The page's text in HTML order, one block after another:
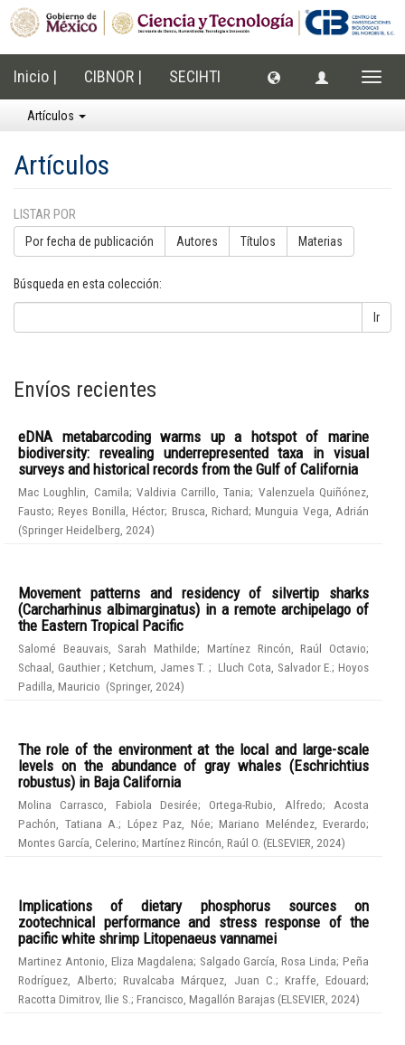
Inicio | CIBNOR | SECIHTI
Artículos
Artículos
LISTAR POR
Por fecha de publicación Autores Títulos Materias
Búsqueda en esta colección:
Ir
Envíos recientes
eDNA metabarcoding warms up a hotspot of marine
biodiversity: revealing underrepresented taxa in visual
surveys and historical records from the Gulf of California
Mac Loughlin, Camila; Valdivia Carrillo, Tania; Valenzuela Quiñónez,
Fausto;Reyes Bonilla, Héctor; Brusca, Richard;Munguia Vega, Adrián
(Springer Heidelberg 2024)
Movement patterns and residency of silvertip sharks
(Carcharhinus albimarginatus) in a remote archipelago of
the Eastern Tropical Pacific
Salomé Beauvais, Sarah Mathilde; Martínez Rincón, Raúl Octavio;
Schaal, Gauthier;Ketchum, James T.; Lluch Cota, Salvador E.;Hoyos
Padilla, Mauricio (Springer, 2024)
The role of the environment at the local and large-scale
levels on the abundance of gray whales (Eschrichtius
robustus) in Baja California
Molina Carrasco, Fabiola Desirée;Ortega-Rubio, Alfredo; Acosta
Pachón, Tatiana A. ; López Paz, Nóe; Mariano Meléndez, Everardo;
Montes García, Celerino; Martínez Rincón, Raúl O. (ELSEVIER 2024)
Implications of dietary phosphorus sources on
zootechnical performance and stress response of the
pacific white shrimp Litopenaeus vannamei
Martinez Antonio, Eliza Magdalena; Salgado García, Rosa Linda; Peña
Rodríguez, Alberto;Ruvalcaba Márquez, Juan C. ; Kraffe, Edouard;
Racotta Dimitrov, Ilie S. ; Francisco, Magallón Barajas (ELSEVIER 2024)